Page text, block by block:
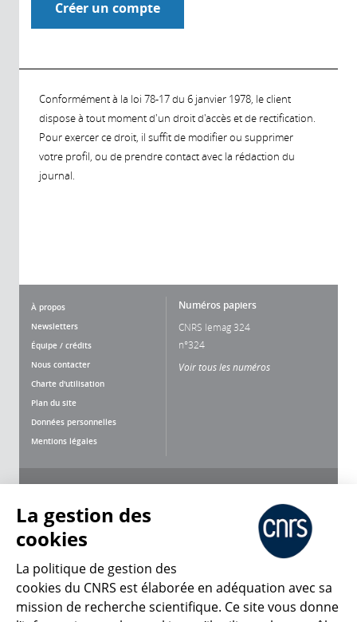
Conformément à la loi 78-17 du 6 janvier 1978, le client
dispose à tout moment d'un droit d'accès et de rectification.
Pour exercer ce droit, il suffit de modifier ou supprimer
votre profil, ou de prendre contact avec la rédaction du
journal.
À propos
Newsletters
Équipe / crédits
Nous contacter
Charte d'utilisation
Plan du site
Données personnelles
Mentions légales
Numéros papiers
CNRS lemag 324
n°324
Voir tous les numéros
CNRS Le Mag
La gestion des
cookies
La politique de gestion des
cookies du CNRS est élaborée en adéquation avec sa
mission de recherche scientifique. Ce site vous donne